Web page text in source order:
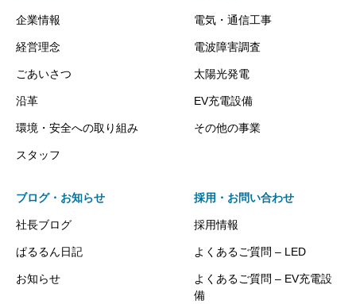
企業情報
経営理念
ごあいさつ
沿革
環境・安全への取り組み
スタッフ
電気・通信工事
電波障害調査
太陽光発電
EV充電設備
その他の事業
ブログ・お知らせ
社長ブログ
ぱるるん日記
お知らせ
採用・お問い合わせ
採用情報
よくあるご質問 – LED
よくあるご質問 – EV充電設
備